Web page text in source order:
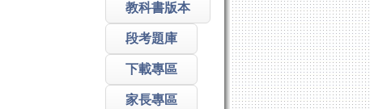
教科書版本
段考題庫
下載專區
家長專區